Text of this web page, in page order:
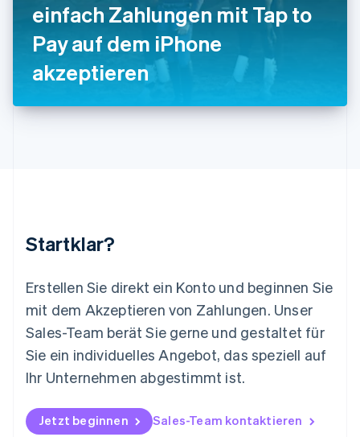
einfach Zahlungen mit Tap to
Pay auf dem iPhone
akzeptieren
Startklar?
Erstellen Sie direkt ein Konto und beginnen Sie
mit dem Akzeptieren von Zahlungen. Unser
Sales-Team berät Sie gerne und gestaltet für
Sie ein individuelles Angebot, das speziell auf
Ihr Unternehmen abgestimmt ist.
Jetzt beginnen Sales-Team kontaktieren
Litauen
Luxemburg
FrançaisDeutschEnglish
Malaysia
Malta
Nederlands English
Norwegen
Österreich
Polen
English
Portugal
Português English
Rumänien
Schweden
Svenska English